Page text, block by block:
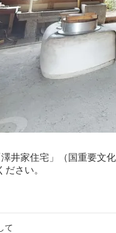
井家住宅」（国重要文
ださい。
て